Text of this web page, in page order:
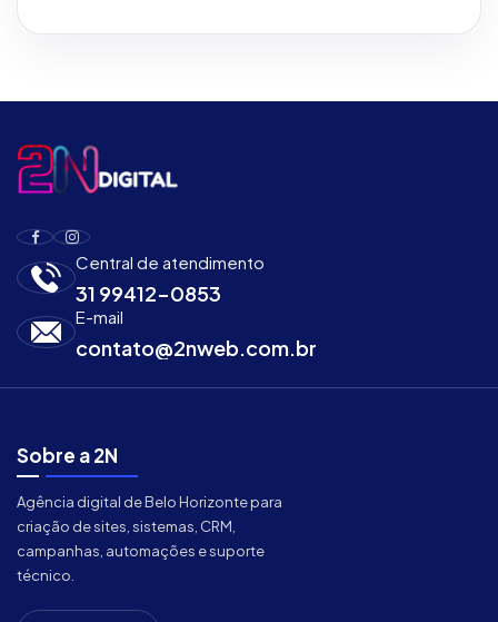
Central de atendimento
31 99412-0853
E-mail
contato@2nweb.com.br
Sobre a 2N
Agência digital de Belo Horizonte para
criação de sites, sistemas, CRM,
campanhas, automações e suporte
técnico.